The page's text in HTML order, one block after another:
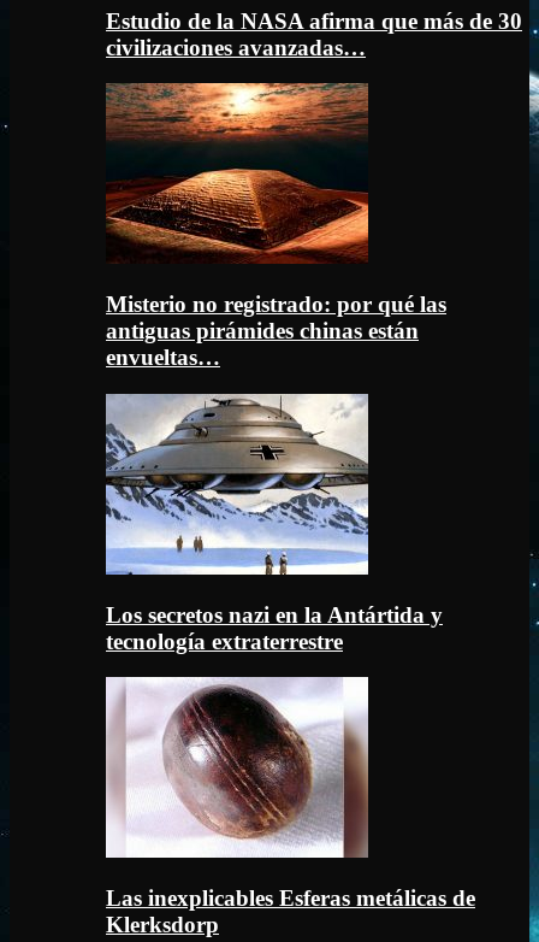
Estudio de la NASA afirma que más de 30
civilizaciones avanzadas…
Misterio no registrado: por qué las
antiguas pirámides chinas están
envueltas…
Los secretos nazi en la Antártida y
tecnología extraterrestre
Las inexplicables Esferas metálicas de
Klerksdorp